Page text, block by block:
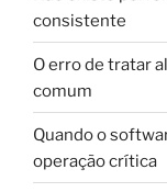
consistente
O erro de tratar
comum
Quando o
operação crítica